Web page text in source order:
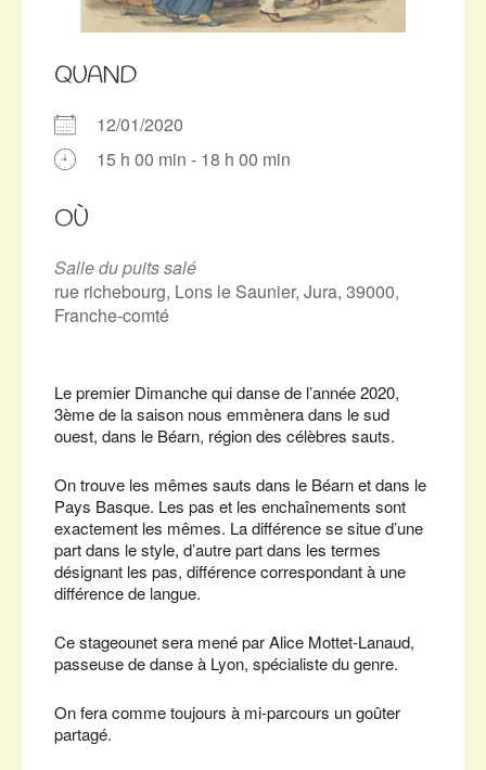
QUAND
12/01/2020
15 h 00 min - 18 h 00 min
OÙ
Salle du puits salé
rue richebourg, Lons le Saunier, Jura, 39000,
Franche-comté
Le premier Dimanche qui danse de l’année 2020,
3ème de la saison nous emmènera dans le sud
ouest, dans le Béarn, région des célèbres sauts.
On trouve les mêmes sauts dans le Béarn et dans le
Pays Basque. Les pas et les enchaînements sont
exactement les mêmes. La différence se situe d’une
part dans le style, d’autre part dans les termes
désignant les pas, différence correspondant à une
différence de langue.
Ce stageounet sera mené par Alice Mottet-Lanaud,
passeuse de danse à Lyon, spécialiste du genre.
On fera comme toujours à mi-parcours un goûter
partagé.